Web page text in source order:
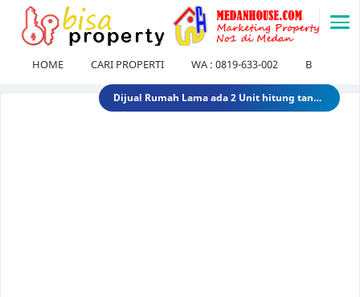
HOME CARI PROPERTI WA : 0819-633-002 BLOG
Dijual Gedung di Medan Area Sebelah Mesjid 3 Lantai + 2 Lantai dan Tanahnya total luas 2583 30 Miliar 40 Miliar gedungdimedanarea1